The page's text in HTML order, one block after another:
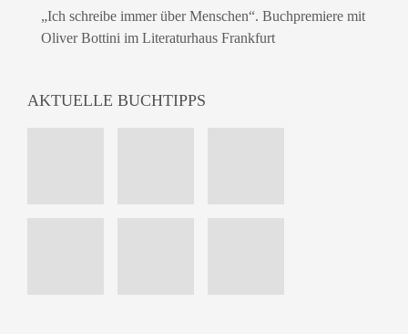
„Ich schreibe immer über Menschen“. Buchpremiere mit
Oliver Bottini im Literaturhaus Frankfurt
AKTUELLE BUCHTIPPS